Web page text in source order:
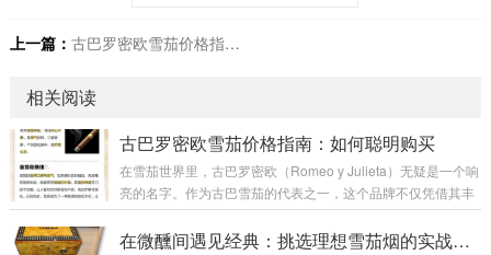
上一篇： 古巴罗密欧雪茄价格指南：如何聪明购买
相关阅读
古巴罗密欧雪茄价格指南：如何聪明购买
在雪茄世界里，古巴罗密欧（Romeo y Julieta）无疑是一个响
亮的名字。作为古巴雪茄的代表之一，这个品牌不仅凭借其丰
富的历史底蕴赢得了全球烟民的青睐，也因其独特的风味和稳
定的品质成为许多人心中的经典选择。然而，对于想要入手这
在微醺间遇见经典：挑选理想雪茄烟的实战指南